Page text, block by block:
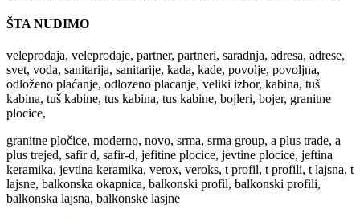
ŠTA NUDIMO
veleprodaja, veleprodaje, partner, partneri, saradnja, adresa, adrese,
svet, voda, sanitarija, sanitarije, kada, kade, povolje, povoljna,
odloženo plaćanje, odlozeno placanje, veliki izbor, kabina, tuš
kabina, tuš kabine, tus kabina, tus kabine, bojleri, bojer, granitne
plocice,
granitne pločice, moderno, novo, srma, srma group, a plus trade, a
plus trejed, safir d, safir-d, jefitine plocice, jevtine plocice, jeftina
keramika, jevtina keramika, verox, veroks, t profil, t profili, t lajsna, t
lajsne, balkonska okapnica, balkonski profil, balkonski profili,
balkonska lajsna, balkonske lasjne